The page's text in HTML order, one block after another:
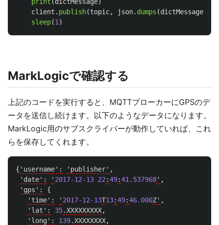
client . publish(topic, json. dumps (dictMessage
sleep(1 )
MarkLogicで確認する
上記のコードを実行すると、MQTTブローカーにGPSのデ
ータを送信し続けます。以下のようなデータになります。
MarkLogic用のサブスクライバーが動作していれば、これ
らを保存してくれます。
{ 'username': 'publisher' ,
'date':
' 2017-12-13 22 :49:41.537968' ,
'gps':
{
'time':
' 2017-12-13T13:49:46.000Z' ,
'lat':
35.XXXXXXXXX,
'long':
139.XXXXXXXX,